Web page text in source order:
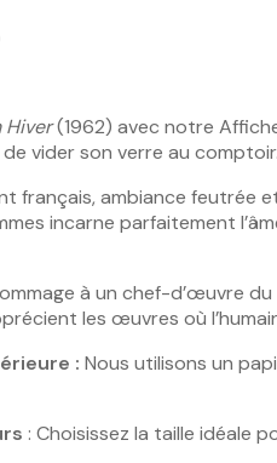
Hiver(1962) avec notre
vider son verre au
français, ambiance feutrée
incarne parfaitement
à un chef-d’œuvre
les œuvres où
: Nous utilisons un
: Choisissez la taille idéale